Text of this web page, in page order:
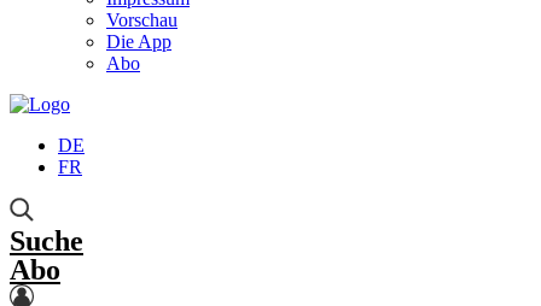
Vorschau
Die App
Abo
DE
FR
Suche
Abo